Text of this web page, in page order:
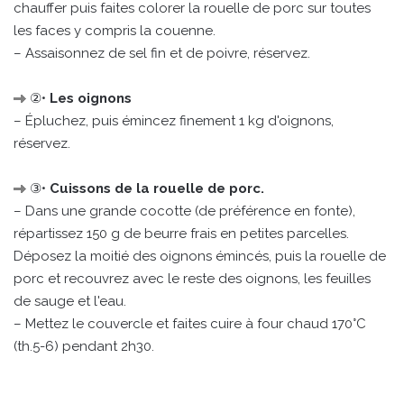
chauffer puis faites colorer la rouelle de porc sur toutes
les faces y compris la couenne.
– Assaisonnez de sel fin et de poivre, réservez.
②• Les oignons
– Épluchez, puis émincez finement 1 kg d'oignons,
réservez.
③• Cuissons de la rouelle de porc.
– Dans une grande cocotte (de préférence en fonte),
répartissez 150 g de beurre frais en petites parcelles.
Déposez la moitié des oignons émincés, puis la rouelle de
porc et recouvrez avec le reste des oignons, les feuilles
de sauge et l'eau.
– Mettez le couvercle et faites cuire à four chaud 170°C
(th.5-6) pendant 2h30.